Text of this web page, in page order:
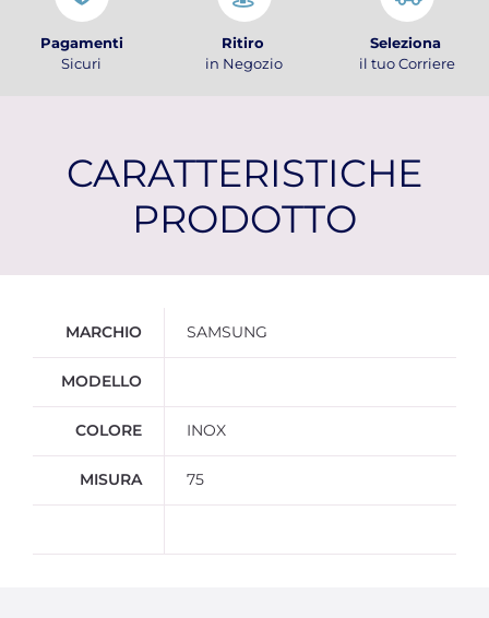
Pagamenti
Sicuri
Ritiro
in Negozio
Seleziona
il tuo Corriere
CARATTERISTICHE
PRODOTTO
MARCHIO SAMSUNG
MODELLO
COLORE INOX
MISURA 75